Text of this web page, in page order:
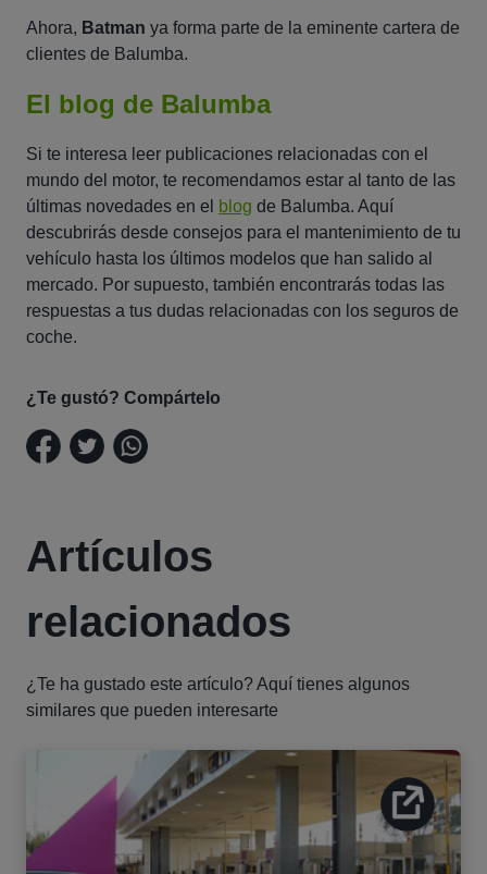
Ahora, Batman ya forma parte de la eminente cartera de
clientes de Balumba.
El blog de Balumba
Si te interesa leer publicaciones relacionadas con el
mundo del motor, te recomendamos estar al tanto de las
últimas novedades en el
blog de Balumba. Aquí
descubrirás desde consejos para el mantenimiento de tu
vehículo hasta los últimos modelos que han salido al
mercado. Por supuesto, también encontrarás todas las
respuestas a tus dudas relacionadas con los seguros de
coche.
¿Te gustó? Compártelo
Artículos
relacionados
¿Te ha gustado este artículo? Aquí tienes algunos
similares que pueden interesarte